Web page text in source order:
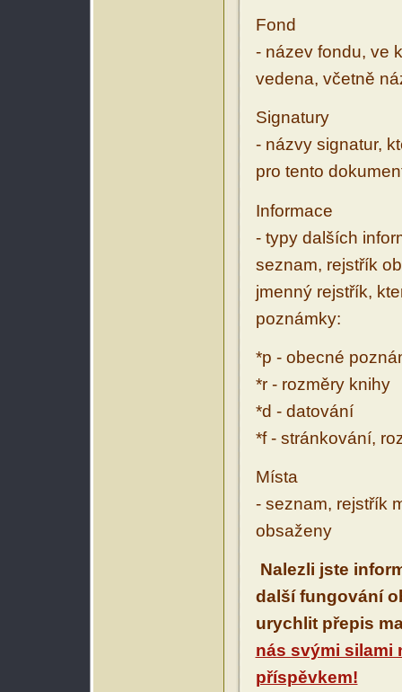
Fond
- název fondu, ve
vedena, včetně
Signatury
- názvy signatur,
pro tento
Informace
- typy dalších
seznam, rejstřík
jmenný rejstřík,
poznámky:
*p - obecné
*r - rozměry knihy
*d - datování
*f - stránkování,
Místa
- seznam, rejstřík
obsaženy
Nalezli jste
další fungování
urychlit přepis
nás svými silami
příspěvkem!